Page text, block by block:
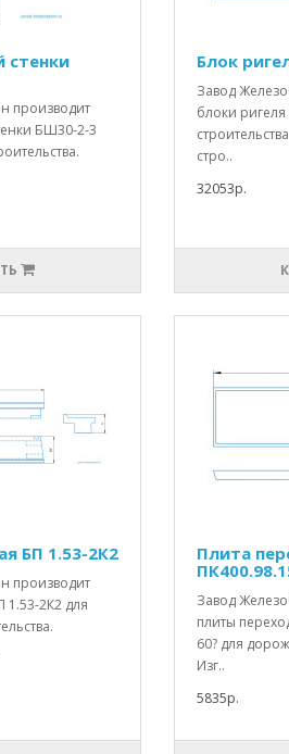
стенки
производит
БШ30-2-3
Блок
Завод
блоки
стро..
32053р.
БП 1.53-2К2
производит
1.53-2К2 для
Плита
Завод
плиты
60? для
Изг..
5835р.